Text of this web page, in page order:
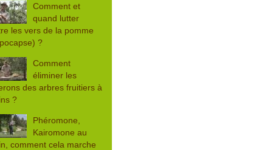
Comment et
quand lutter
les vers de la pomme
?
Comment
éliminer les
des arbres fruitiers à
?
Phéromone,
Kairomone au
comment cela marche